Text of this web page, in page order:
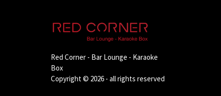
Red Corner - Bar Lounge - Karaoke
Box
Copyright © 2026 - all rights reserved